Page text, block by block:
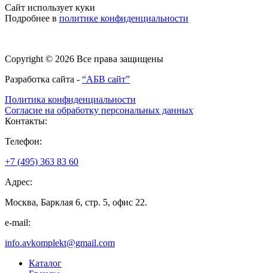
Сайт использует куки
Подробнее в политике конфиденциальности
Copyright © 2026 Все права защищены
Разработка сайта - “АБВ сайт”
Политика конфиденциальности
Согласие на обработку персональных данных
Контакты:
Телефон:
+7 (495) 363 83 60
Адрес:
Москва, Барклая 6, стр. 5, офис 22.
e-mail:
info.avkomplekt@gmail.com
Каталог